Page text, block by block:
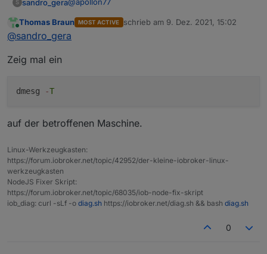
S sandro_gera@apollon77
Also die updates haben beide funktioniert. js
controller und Node js sind jetzt aktuell.
[2241:0x4f8baf8]    19578 ms: Mark-
FATAL ERROR:
/usr/bin/iob: Zeile 8:  2240
Online
Thomas Braun MOST ACTIVE schrieb am 9. Dez. 2021, 15:02
zuletzt editiert von
@sandro_gera
Zeig mal ein
dmesg -T
auf der betroffenen Maschine.
Linux-Werkzeugkasten:
https://forum.iobroker.net/topic/42952/der-kleine-iobroker-linux-
werkzeugkasten
NodeJS Fixer Skript:
https://forum.iobroker.net/topic/68035/iob-node-fix-skript
iob_diag: curl -sLf -o diag.sh https://iobroker.net/diag.sh && bash diag.sh
0